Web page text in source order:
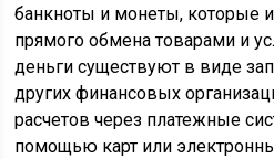
банкноты и монеты, которые
прямого обмена товарами и
деньги существуют в виде
других финансовых
расчетов через платежные
помощью карт или